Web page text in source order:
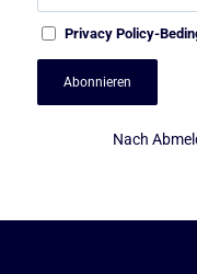
Privacy Policy-
Nach